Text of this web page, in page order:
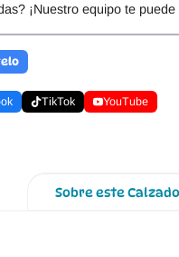
¡Nuestro equipo te puede
TikTok YouTube
Sobre este Calzado